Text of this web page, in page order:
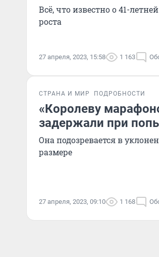
Всё, что известно о 41-
роста
27 апреля, 2023, 15:58 1 163
СТРАНА И МИР ПОДРОБНОСТИ
«Королеву
задержали при
Она подозревается в
размере
27 апреля, 2023, 09:10 1 168